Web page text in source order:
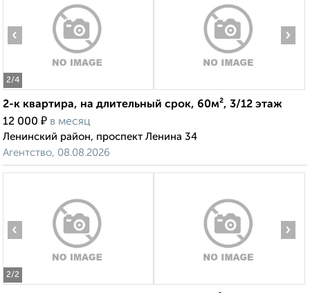
2/4
‹ ›
2-к квартира, на длительный срок, 60м², 3/12 этаж
12 000 ₽ в месяц
Ленинский район, проспект Ленина 34
Агентство, 08.08.2026
2/2
‹ ›